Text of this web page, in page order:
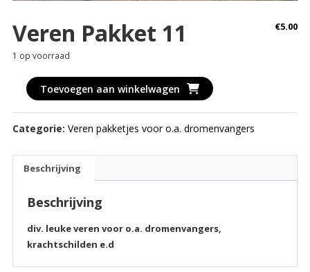
Veren Pakket 11 €5.00
1 op voorraad
Veren
Pakket
11
aantal
Toevoegen aan winkelwagen
Categorie: Veren pakketjes voor o.a. dromenvangers
Beschrijving
Beschrijving
div. leuke veren voor o.a. dromenvangers,
krachtschilden e.d